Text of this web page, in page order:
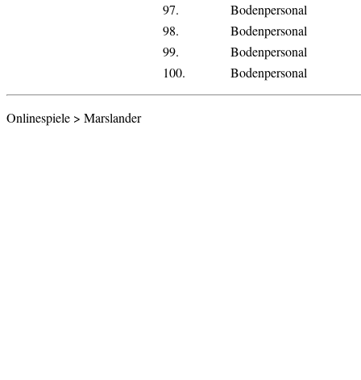
97.
Bodenpersonal
98.
Bodenpersonal
99.
Bodenpersonal
100.
Bodenpersonal
Onlinespiele > Marslander